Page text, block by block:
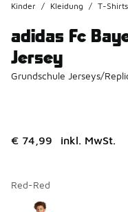
Kinder / Kleidung / T-Shirts
adidas Fc
Jersey
Grundschule Jerseys/
€ 74,99 inkl. MwSt.
Red-Red
Seite 1 von 1 zeigt die
Bitte wählen Sie einen